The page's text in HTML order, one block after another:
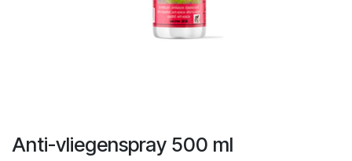
Anti-vliegenspray 500 ml